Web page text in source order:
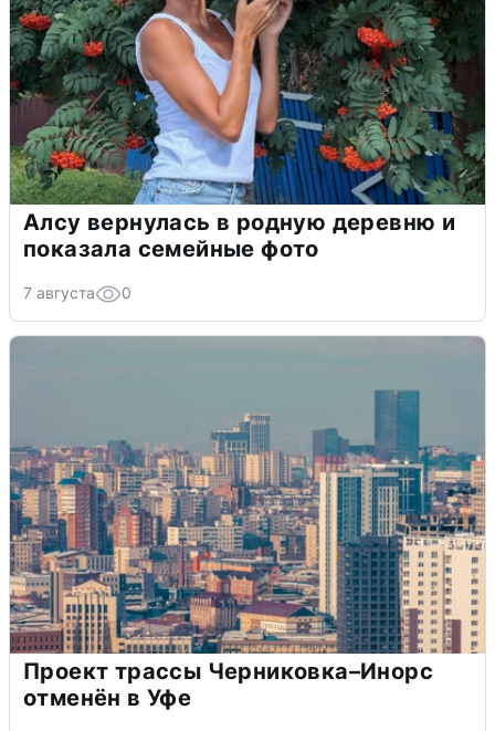
Алсу вернулась в родную деревню и
показала семейные фото
7 августа 0
Проект трассы Черниковка–Инорс
отменён в Уфе